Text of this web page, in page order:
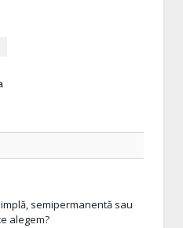
semipermanentă sau
alegem?